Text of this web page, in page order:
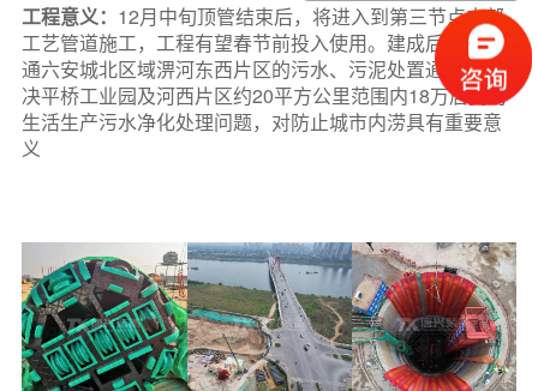
工程意义： 12月中旬顶管结束后，将进入到第三节点内部
工艺管道施工，工程有望春节前投入使用。建成后，将连
通六安城北区域淠河东西片区的污水、污泥处置通道，解
决平桥工业园及河西片区约20平方公里范围内18万居民的
生活生产污水净化处理问题，对防止城市内涝具有重要意
义